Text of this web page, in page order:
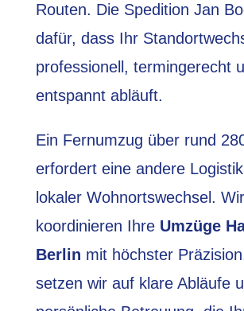
Routen. Die Spedition Jan
dafür, dass Ihr
professionell, termingerecht
entspannt abläuft.
Ein Fernumzug über rund
erfordert eine andere
lokaler Wohnortswechsel. Wir
koordinieren Ihre Umzüge
Berlin mit höchster
setzen wir auf klare Abläufe